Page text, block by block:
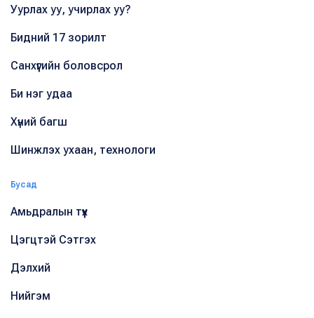
Уурлах уу, учирлах уу?
Бидний 17 зорилт
Санхүүгийн боловсрол
Би нэг удаа
Хүний багш
Шинжлэх ухаан, технологи
Бусад
Амьдралын түүх
Цэгцтэй Сэтгэх
Дэлхий
Нийгэм